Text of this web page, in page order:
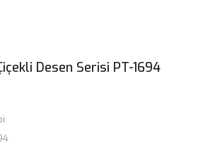
Desen Serisi PT-1694